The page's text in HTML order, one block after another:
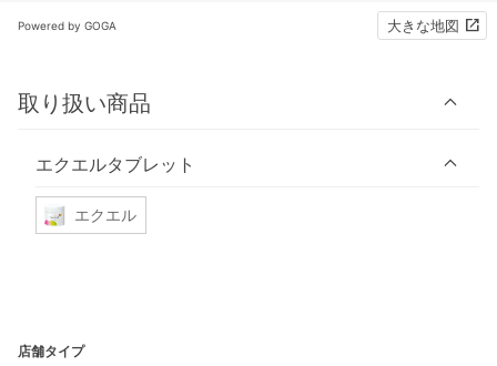
Powered by GOGA 大きな地図
取り扱い商品
エクエルタブレット
エクエル
店舗タイプ